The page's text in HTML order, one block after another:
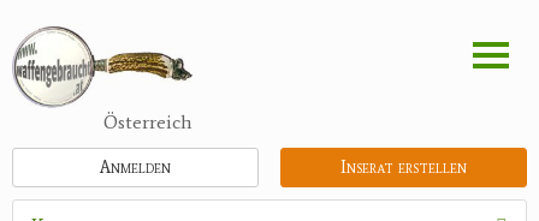
zum
Inhalt
Österreich
Inserat erstellen
Anmelden